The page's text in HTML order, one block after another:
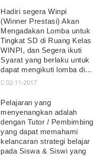
Hadiri segera Winpi
(Winner Prestasi) Akan
Mengadakan Lomba untuk
Tingkat SD di Ruang Kelas
WINPI, dan Segera ikuti
Syarat yang berlaku untuk
dapat mengikuti lomba di…
02-11-2017
Pelajaran yang
menyenangkan adalah
dengan Tutor / Pembimbing
yang dapat memahami
kelancaran strategi belajar
pada Siswa & Siswi yang